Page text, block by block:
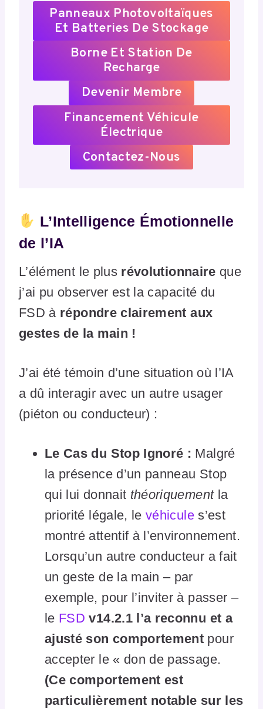
Panneaux Photovoltaïques
Et Batteries De Stockage
Borne Et Station De
Recharge
Devenir Membre
Financement Véhicule
Électrique
Contactez-Nous
L’Intelligence Émotionnelle
de l’IA
L’élément le plus révolutionnaire que
j’ai pu observer est la capacité du
FSD à répondre clairement aux
gestes de la main !
J’ai été témoin d’une situation où l’IA
a dû interagir avec un autre usager
(piéton ou conducteur) :
Le Cas du Stop Ignoré : Malgré
la présence d’un panneau Stop
qui lui donnait théoriquementla
priorité légale, levéhicules’est
montré attentif à l’environnement.
Lorsqu’un autre conducteur a fait
un geste de la main – par
exemple, pour l’inviter à passer –
le FSD v14.2.1 l’a reconnu et a
ajusté son comportement pour
accepter le « don de passage.
(Ce comportement est
particulièrement notable sur les